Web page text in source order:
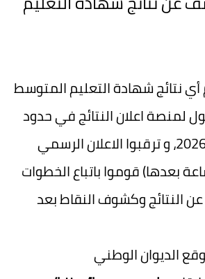
نتائج شهادة التعليم المتوسط
لمنصة اعلان النتائج في حدود
الأربعاء 25 جوان 2026، و ترقبوا الاعلان الرسمي
بعدها) قوموا باتباع الخطوات
عن النتائج وكشوف النقاط بعد
الديوان الوطني